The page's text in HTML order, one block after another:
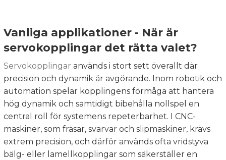
Vanliga applikationer - När är
servokopplingar det rätta valet?
Servokopplingar används i stort sett överallt där
precision och dynamik är avgörande. Inom robotik och
automation spelar kopplingens förmåga att hantera
hög dynamik och samtidigt bibehålla nollspel en
central roll för systemens repeterbarhet. I CNC-
maskiner, som fräsar, svarvar och slipmaskiner, krävs
extrem precision, och därför används ofta vridstyva
bälg- eller lamellkopplingar som säkerställer en